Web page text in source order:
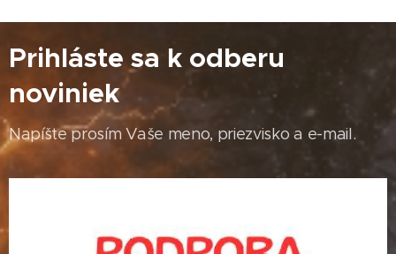
Prihláste sa k odberu
noviniek
Napíšte prosím Vaše meno, priezvisko a e-mail.